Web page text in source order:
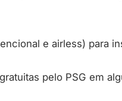
e airless) para
pelo PSG em